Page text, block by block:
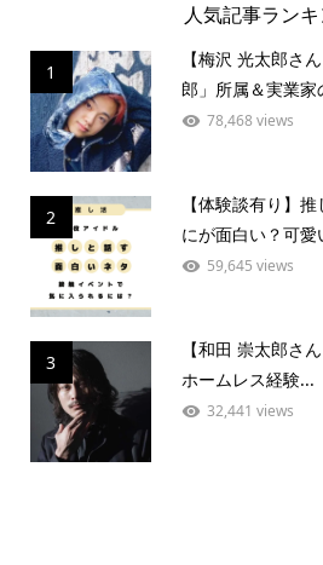
人気記事ラン
1
【梅沢 光太郎さ
郎」所属＆実業家
78,468 views
2
【体験談有り】
にが面白い？可愛
59,645 views
3
【和田 崇太郎さ
ホームレス経験...
32,441 views